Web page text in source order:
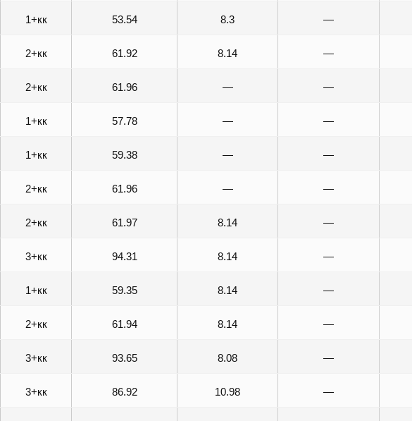
1+кк 53.54 8.3 —
2+кк 61.92 8.14 —
2+кк 61.96 — —
1+кк 57.78 — —
1+кк 59.38 — —
2+кк 61.96 — —
2+кк 61.97 8.14 —
3+кк 94.31 8.14 —
1+кк 59.35 8.14 —
2+кк 61.94 8.14 —
3+кк 93.65 8.08 —
3+кк 86.92 10.98 —